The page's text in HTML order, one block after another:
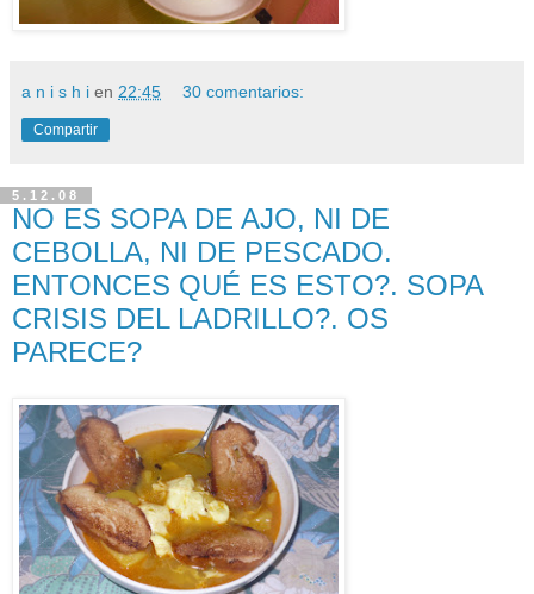
a n i s h i en 22:45 30 comentarios:
Compartir
5.12.08
NO ES SOPA DE AJO, NI DE
CEBOLLA, NI DE PESCADO.
ENTONCES QUÉ ES ESTO?. SOPA
CRISIS DEL LADRILLO?. OS
PARECE?